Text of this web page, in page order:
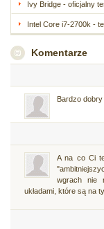
Ivy Bridge - oficjalny
Intel Core i7-2700k -
Komentarze
Bardzo dobry
A na co Ci
wgrach nie
układami, które są na